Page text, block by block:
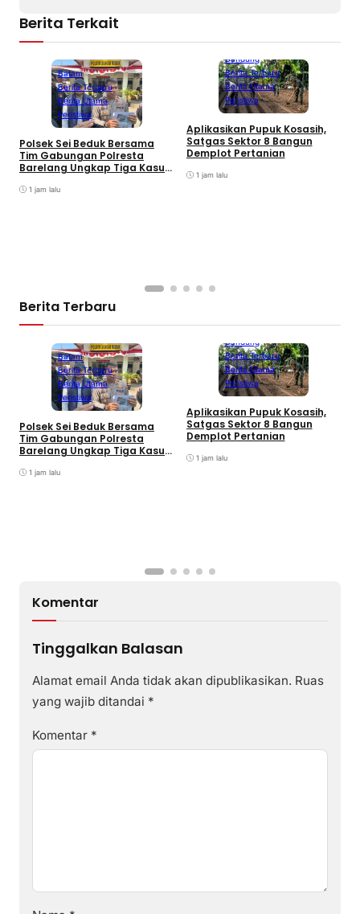
Berita Terkait
Batam
Berita Terbaru
Berita Utama
Peristiwa
Polsek Sei Beduk Bersama
Tim Gabungan Polresta
Barelang Ungkap Tiga Kasus
1 jam lalu
Bandung
Berita Terbaru
Berita Utama
Peristiwa
Aplikasikan Pupuk Kosasih,
Satgas Sektor 8 Bangun
Demplot Pertanian
1 jam lalu
Berita Terbaru
Batam
Berita Terbaru
Berita Utama
Peristiwa
Polsek Sei Beduk Bersama
Tim Gabungan Polresta
Barelang Ungkap Tiga Kasus
1 jam lalu
Bandung
Berita Terbaru
Berita Utama
Peristiwa
Aplikasikan Pupuk Kosasih,
Satgas Sektor 8 Bangun
Demplot Pertanian
1 jam lalu
Komentar
Tinggalkan Balasan
Alamat email Anda tidak akan dipublikasikan. Ruas
yang wajib ditandai *
Komentar *